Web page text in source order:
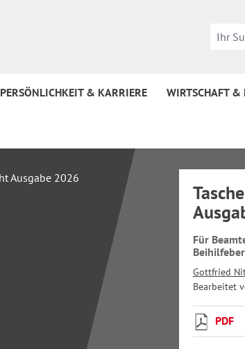
PERSÖNLICHKEIT & KARRIERE WIRTSCHAFT
Für
Gottfried
Bearbeitet
PDF